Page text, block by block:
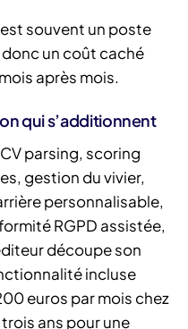
souvent un poste
un coût caché
après mois.
qui s’additionnent
parsing, scoring
gestion du vivier,
personnalisable,
RGPD assistée,
découpe son
incluse
euros par mois chez
ans pour une